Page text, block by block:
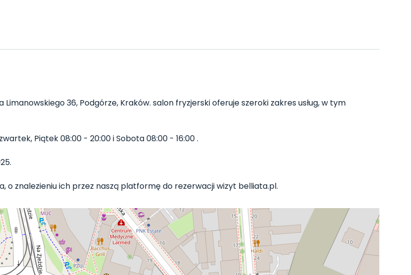
36, Podgórze, Kraków. salon fryzjerski oferuje szeroki zakres usług, w tym
Piątek 08:00 - 20:00 i Sobota 08:00 - 16:00 .
o znalezieniu ich przez naszą platformę do rezerwacji wizyt belliata.pl.